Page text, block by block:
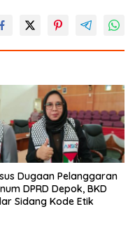
Dugaan Pelanggaran
DPRD Depok, BKD
Sidang Kode Etik